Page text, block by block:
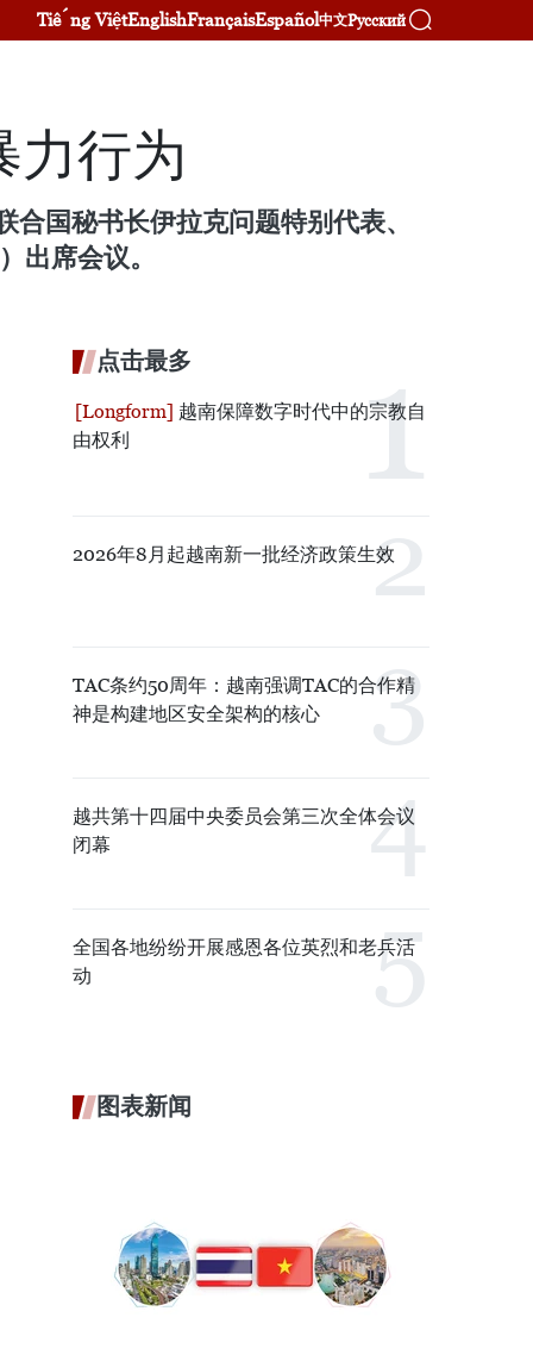
Tiếng ViệtEnglishFrançaisEspañol中文Русский
力行为
国秘书长伊拉克问题特别代表、
出席会议。
点击最多
越南保障数字时代中的宗教自
由权利
2026年8月起越南新一批经济政策生效
TAC条约50周年：越南强调TAC的合作精
神是构建地区安全架构的核心
越共第十四届中央委员会第三次全体会议
闭幕
全国各地纷纷开展感恩各位英烈和老兵活
动
图表新闻